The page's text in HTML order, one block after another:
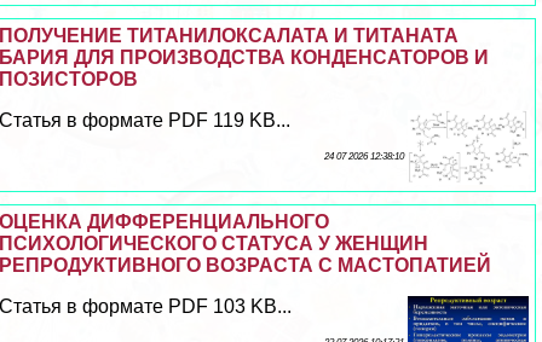
ПОЛУЧЕНИЕ ТИТАНИЛОКСАЛАТА И ТИТАНАТА
БАРИЯ ДЛЯ ПРОИЗВОДСТВА КОНДЕНСАТОРОВ И
ПОЗИСТОРОВ
Статья в формате PDF 119 KB...
24 07 2026 12:38:10
ОЦЕНКА ДИФФЕРЕНЦИАЛЬНОГО
ПСИХОЛОГИЧЕСКОГО СТАТУСА У ЖЕНЩИН
РЕПРОДУКТИВНОГО ВОЗРАСТА С МАСТОПАТИЕЙ
Статья в формате PDF 103 KB...